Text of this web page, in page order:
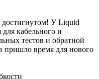
достигнутом! У Liquid
кабельного и
тестов и обратной
пришло время для нового